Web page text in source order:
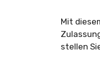
Mit
stellen